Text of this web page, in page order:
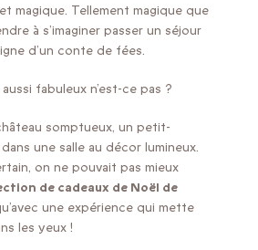
magique. Tellement magique que
à s’imaginer passer un séjour
d’un conte de fées.
aussi fabuleux n’est-ce pas ?
somptueux, un petit-
une salle au décor lumineux.
on ne pouvait pas mieux
de cadeaux de Noël de
une expérience qui mette
les yeux !